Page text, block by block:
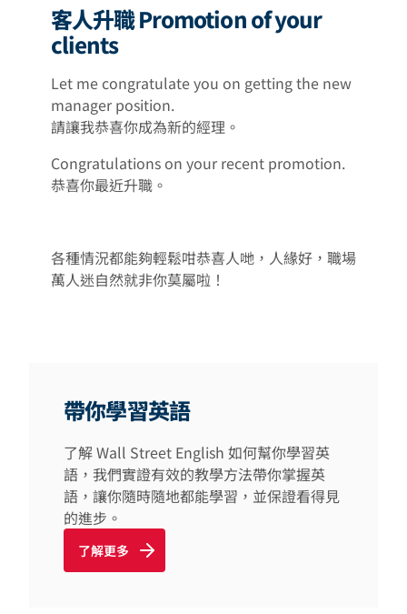
客人升職 Promotion of your
clients
Let me congratulate you on getting the new
manager position.
請讓我恭喜你成為新的經理。
Congratulations on your recent promotion.
恭喜你最近升職。
各種情況都能夠輕鬆咁恭喜人哋，人緣好，職場
萬人迷自然就非你莫屬啦！
帶你學習英語
了解 Wall Street English 如何幫你學習英
語，我們實證有效的教學方法帶你掌握英
語，讓你隨時隨地都能學習，並保證看得見
的進步。
了解更多